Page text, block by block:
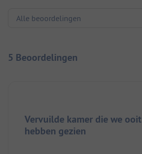
5 Beoordelingen
Vervuilde kamer die we ooit
hebben gezien